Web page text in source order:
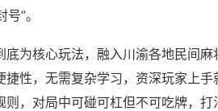
”。
为核心玩法，融入川渝各地民间麻
性，无需复杂学习，资深玩家上手
，对局中可碰可杠但不可吃牌，打